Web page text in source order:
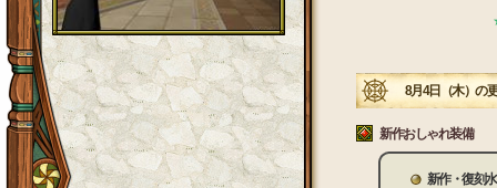
8月4日（木）の
新作おしゃれ装備
新作・復刻